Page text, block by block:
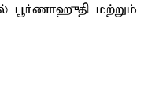
பூர்ணாஹுதி மற்றும்